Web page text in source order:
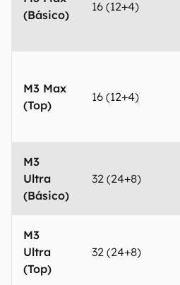
(Básico)
16 (12+4)
M3 Max
(Top)
16 (12+4)
M3
Ultra
(Básico)
32 (24+8)
M3
Ultra
(Top)
32 (24+8)